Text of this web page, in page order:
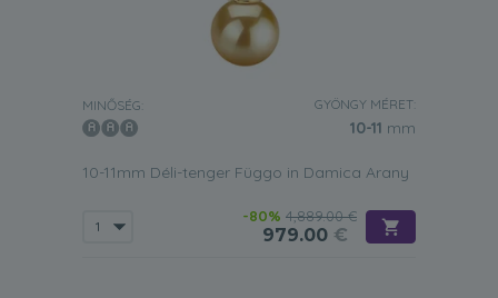
MINŐSÉG: GYÖNGY MÉRET:
10-11 mm
10-11mm Déli-tenger Függo in Damica Arany
-80% 4,889.00 €
979.00 €